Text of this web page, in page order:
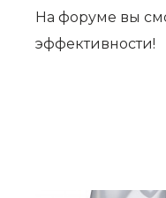
На форуме вы
эффективности!